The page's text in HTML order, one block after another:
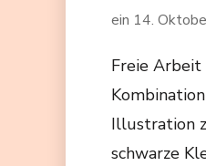
ein 14.
Freie
Illustration
schwarze